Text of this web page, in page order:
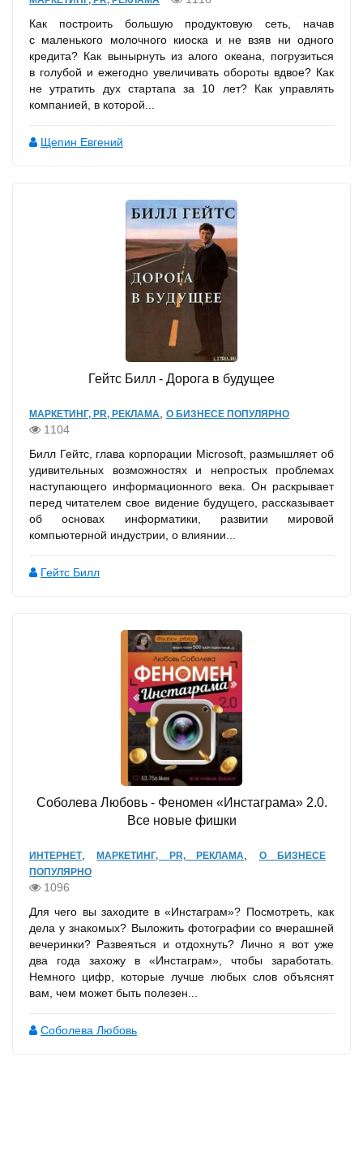
Как построить большую продуктовую сеть, начав
с маленького молочного киоска и не взяв ни одного
кредита? Как вынырнуть из алого океана, погрузиться
в голубой и ежегодно увеличивать обороты вдвое? Как
не утратить дух стартапа за 10 лет? Как управлять
компанией, в которой...
Щепин Евгений
Гейтс Билл - Дорога в будущее
МАРКЕТИНГ, PR, РЕКЛАМА О БИЗНЕСЕ ПОПУЛЯРНО
1104
Билл Гейтс, глава корпорации Microsoft, размышляет об
удивительных возможностях и непростых проблемах
наступающего информационного века. Он раскрывает
перед читателем свое видение будущего, рассказывает
об основах информатики, развитии мировой
компьютерной индустрии, о влиянии...
Гейтс Билл
Соболева Любовь - Феномен «Инстаграма» 2.0.
Все новые фишки
ИНТЕРНЕТ,МАРКЕТИНГ, PR, РЕКЛАМА
О БИЗНЕСЕ
ПОПУЛЯРНО
1096
Для чего вы заходите в «Инстаграм»? Посмотреть, как
дела у знакомых? Выложить фотографии со вчерашней
вечеринки? Развеяться и отдохнуть? Лично я вот уже
два года захожу в «Инстаграм», чтобы заработать.
Немного цифр, которые лучше любых слов объяснят
вам, чем может быть полезен...
Соболева Любовь